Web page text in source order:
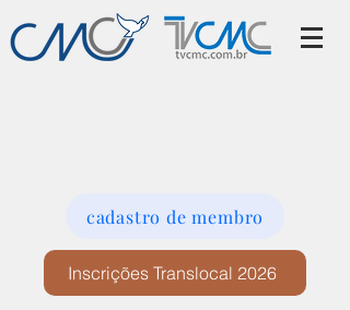
cadastro de membro
Inscrições Translocal 2026